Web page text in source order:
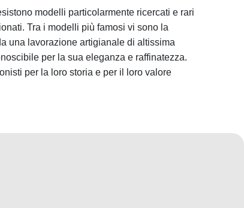
modelli particolarmente ricercati e rari
Tra i modelli più famosi vi sono la
una lavorazione artigianale di altissima
per la sua eleganza e raffinatezza.
per la loro storia e per il loro valore